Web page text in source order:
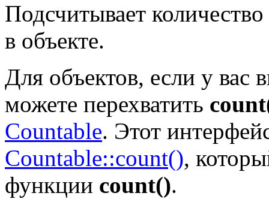
Подсчитывает
в объекте.
Для объектов, если у вас
можете перехватить
Countable. Этот
Countable::count(),
функции count().